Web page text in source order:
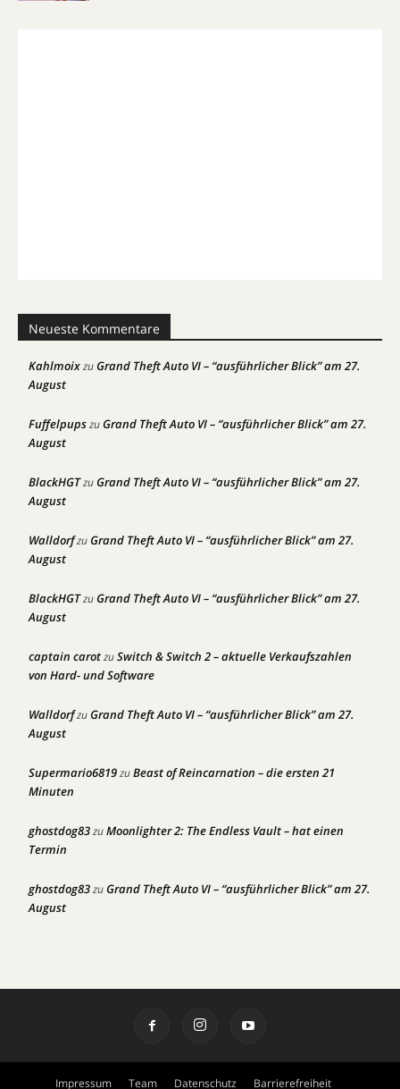
Neueste Kommentare
KahlmoixzuGrand Theft Auto VI – “ausführlicher Blick” am 27.
August
FuffelpupszuGrand Theft Auto VI – “ausführlicher Blick” am 27.
August
BlackHGTzuGrand Theft Auto VI – “ausführlicher Blick” am 27.
August
WalldorfzuGrand Theft Auto VI – “ausführlicher Blick” am 27.
August
BlackHGTzuGrand Theft Auto VI – “ausführlicher Blick” am 27.
August
captain carotzuSwitch & Switch 2 – aktuelle Verkaufszahlen
von Hard- und Software
WalldorfzuGrand Theft Auto VI – “ausführlicher Blick” am 27.
August
Supermario6819zuBeast of Reincarnation – die ersten 21
Minuten
ghostdog83zuMoonlighter 2: The Endless Vault – hat einen
Termin
ghostdog83zuGrand Theft Auto VI – “ausführlicher Blick” am 27.
August
Impressum Team Datenschutz Barrierefreiheit